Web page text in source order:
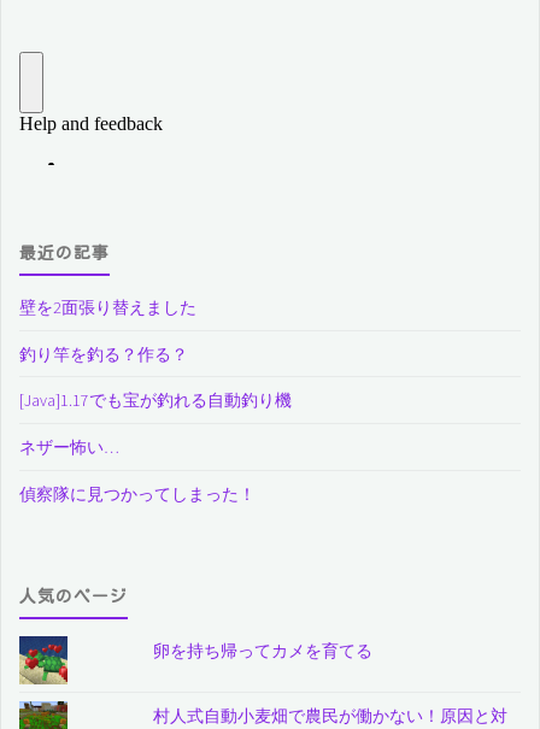
最近の記事
壁を2面張り替えました
釣り竿を釣る？作る？
[Java]1.17でも宝が釣れる自動釣り機
ネザー怖い…
偵察隊に見つかってしまった！
人気のページ
卵を持ち帰ってカメを育てる
村人式自動小麦畑で農民が働かない！原因と対